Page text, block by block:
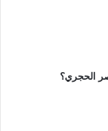
الحجري؟